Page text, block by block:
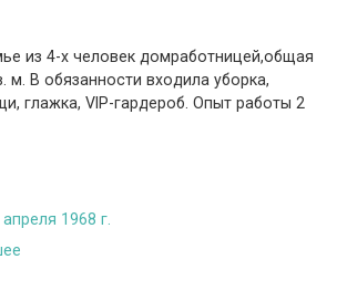
из 4-х человек домработницей,общая
м. В обязанности входила уборка,
глажка, VIP-гардероб. Опыт работы 2
апреля 1968 г.